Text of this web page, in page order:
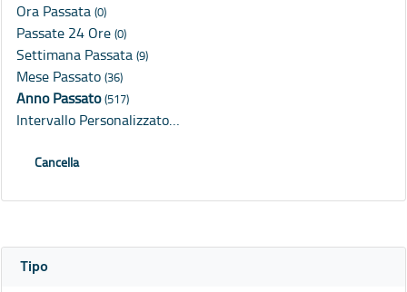
Ora Passata (0)
Passate 24 Ore (0)
Settimana Passata (9)
Mese Passato (36)
Anno Passato(517)
Intervallo Personalizzato…
Cancella
Tipo